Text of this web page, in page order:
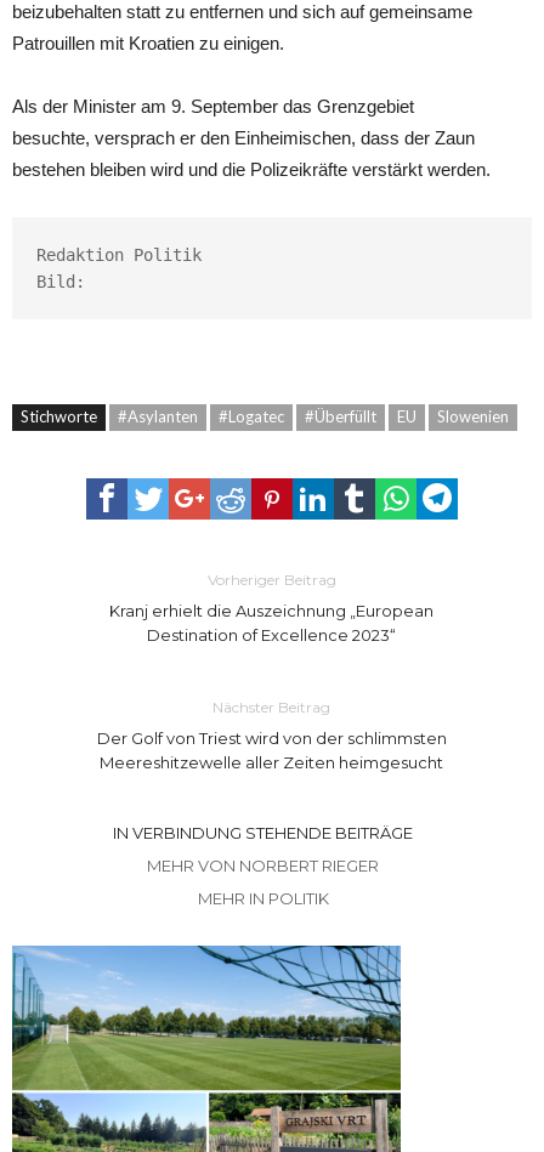
beizubehalten statt zu entfernen und sich auf gemeinsame
Patrouillen mit Kroatien zu einigen.
Als der Minister am 9. September das Grenzgebiet
besuchte, versprach er den Einheimischen, dass der Zaun
bestehen bleiben wird und die Polizeikräfte verstärkt werden.
Redaktion Politik
Bild:
Stichworte #Asylanten #Logatec #Überfüllt EU Slowenien
Vorheriger Beitrag
Kranj erhielt die Auszeichnung „European
Destination of Excellence 2023“
Nächster Beitrag
Der Golf von Triest wird von der schlimmsten
Meereshitzewelle aller Zeiten heimgesucht
IN VERBINDUNG STEHENDE BEITRÄGE
MEHR VON NORBERT RIEGER
MEHR IN POLITIK